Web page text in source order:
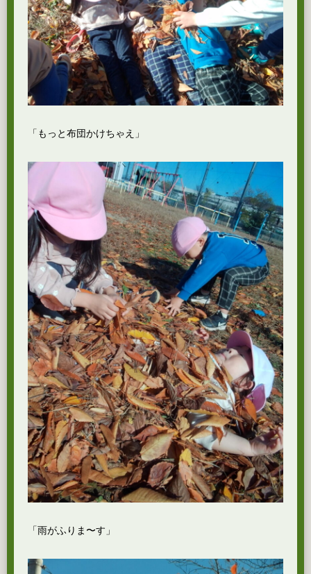
「もっと布団かけちゃえ」
「雨がふりま〜す」